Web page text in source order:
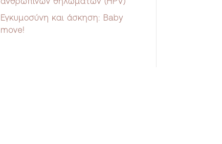
ανθρώπινων θηλωμάτων (HPV)
Εγκυμοσύνη και άσκηση: Baby
move!